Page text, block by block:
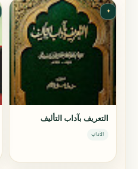
✦
التعريف بآداب التأليف
الآداب